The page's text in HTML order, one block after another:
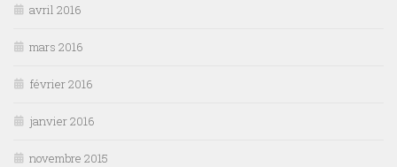
avril 2016
mars 2016
février 2016
janvier 2016
novembre 2015